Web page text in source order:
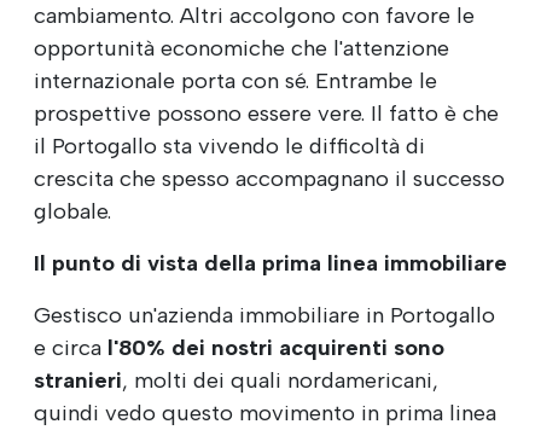
cambiamento. Altri accolgono con favore le
opportunità economiche che l'attenzione
internazionale porta con sé. Entrambe le
prospettive possono essere vere. Il fatto è che
il Portogallo sta vivendo le difficoltà di
crescita che spesso accompagnano il successo
globale.
Il punto di vista della prima linea immobiliare
Gestisco un'azienda immobiliare in Portogallo
e circa l'80% dei nostri acquirenti sono
stranieri, molti dei quali nordamericani,
quindi vedo questo movimento in prima linea